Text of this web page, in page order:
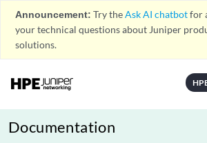
Announcement: Try theAsk AI chatbotfor
your technical questions about Juniper
solutions.
Documentation